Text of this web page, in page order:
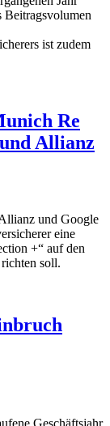
Beitragsvolumen
ist zudem
Re
Allianz
und Google
eine
+“ auf den
soll.
Geschäftsjahr